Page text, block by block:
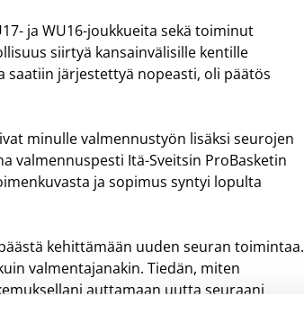
ja WU16-joukkueita sekä toiminut
siirtyä kansainvälisille kentille
saatiin järjestettyä nopeasti, oli päätös
minulle valmennustyön lisäksi seurojen
valmennuspesti Itä-Sveitsin ProBasketin
ja sopimus syntyi lopulta
kehittämään uuden seuran toimintaa.
valmentajanakin. Tiedän, miten
auttamaan uutta seuraani
maajoukkuetoiminnasta, mistä on